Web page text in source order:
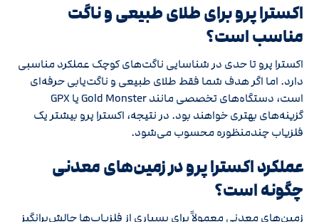
اکسترا پرو برای طلای طبیعی و ناگت
مناسب است؟
اکسترا پرو تا حدی در شناسایی ناگت‌های کوچک عملکرد مناسبی
دارد. اما اگر هدف شما فقط طلای طبیعی و ناگت‌یابی حرفه‌ای
است، دستگاه‌های تخصصی مانند Gold Monster یا GPX
گزینه‌های بهتری خواهند بود. در نتیجه، اکسترا پرو بیشتر یک
فلزیاب چندمنظوره محسوب می‌شود.
عملکرد اکسترا پرو در زمین‌های معدنی
چگونه است؟
زمین‌های معدنی معمولاً برای بسیاری از فلزیاب‌ها چالش‌برانگیز